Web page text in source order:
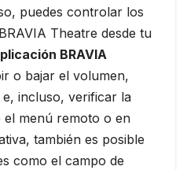
puedes controlar los
Theatre desde tu
BRAVIA
o bajar el volumen,
incluso, verificar la
menú remoto o en
también es posible
como el campo de